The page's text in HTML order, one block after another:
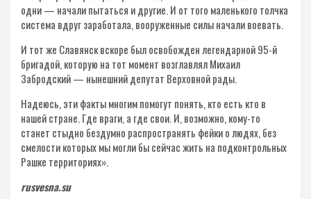
одни — начали пытаться и другие. И от того маленького толчка
система вдруг заработала, вооруженные силы начали воевать.
И тот же Славянск вскоре был освобожден легендарной 95-й
бригадой, которую на тот момент возглавлял Михаил
Забродский — нынешний депутат Верховной рады.
Надеюсь, эти факты многим помогут понять, кто есть кто в
нашей стране. Где враги, а где свои. И, возможно, кому-то
станет стыдно бездумно распространять фейки о людях, без
смелости которых мы могли бы сейчас жить на подконтрольных
Рашке территориях».
rusvesna.su